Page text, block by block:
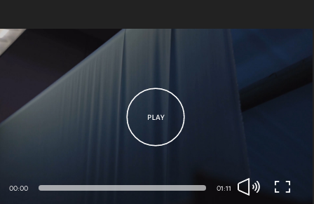
00:00 01:11